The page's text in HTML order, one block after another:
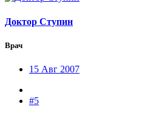
Доктор Ступин
Врач
15 Авг 2007
#5